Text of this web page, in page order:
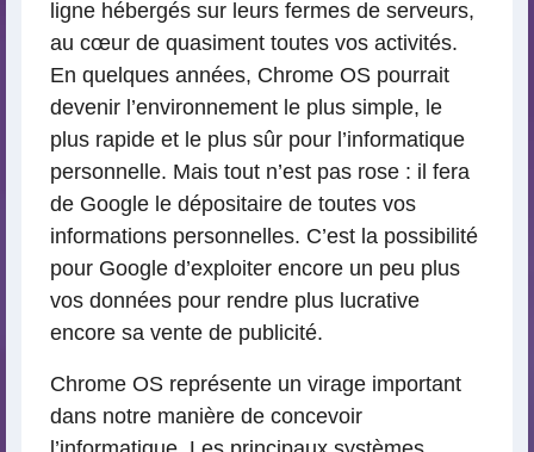
ligne hébergés sur leurs fermes de serveurs,
au cœur de quasiment toutes vos activités.
En quelques années, Chrome OS pourrait
devenir l’environnement le plus simple, le
plus rapide et le plus sûr pour l’informatique
personnelle. Mais tout n’est pas rose : il fera
de Google le dépositaire de toutes vos
informations personnelles. C’est la possibilité
pour Google d’exploiter encore un peu plus
vos données pour rendre plus lucrative
encore sa vente de publicité.
Chrome OS représente un virage important
dans notre manière de concevoir